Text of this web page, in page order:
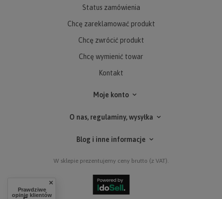
Status zamówienia
Chcę zareklamować produkt
Chcę zwrócić produkt
Chcę wymienić towar
Kontakt
Moje konto
O nas, regulaminy, wysyłka
Blog i inne informacje
W sklepie prezentujemy ceny brutto (z VAT).
Prawdziwe
opinie klientów